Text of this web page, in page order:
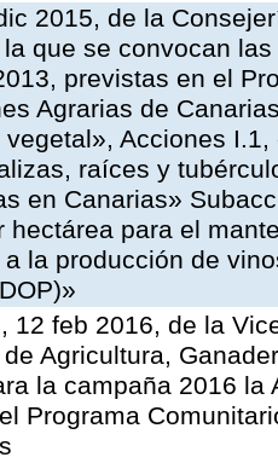
2015, de la
que se convocan
previstas en el
Agrarias de
vegetal», Acciones
raíces y
en Canarias»
hectárea para el
la producción de
12 feb 2016, de la
Agricultura,
la campaña 2016
Programa